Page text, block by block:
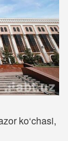
ko‘chasi,